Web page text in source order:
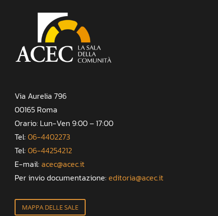
Via Aurelia 796
00165 Roma
Orario: Lun-Ven 9:00 – 17:00
Tel: 06-4402273
Tel: 06-44254212
E-mail: acec@acec.it
Per invio documentazione: editoria@acec.it
MAPPA DELLE SALE